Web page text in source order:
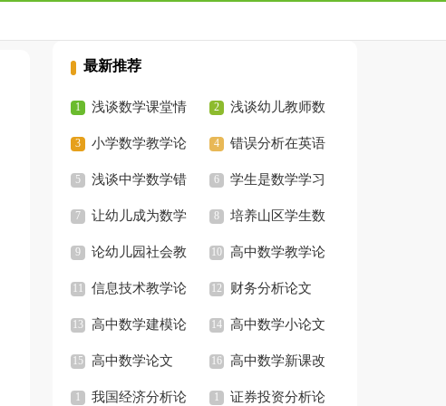
最新推荐
浅谈数学课堂情
境的创设
浅谈幼儿教师数
学培训教材的开发与
研究结题报告论文
小学数学教学论
文
错误分析在英语
教学中的应用论文
浅谈中学数学错
题在教学中的运用研
究
学生是数学学习
评价的主体毕业论文
让幼儿成为数学
活动的主人的论文
培养山区学生数
学学习兴趣论文
论幼儿园社会教
育与数学教育的融合
论文
高中数学教学论
文
信息技术教学论
文
财务分析论文
高中数学建模论
文
高中数学小论文
高中数学论文 高中数学新课改
论文
我国经济分析论 证券投资分析论